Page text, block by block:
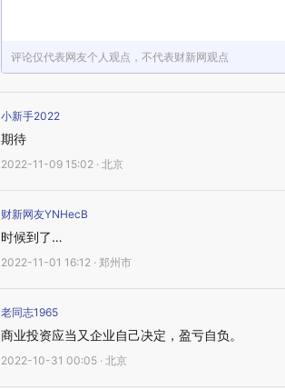
评论仅代表网友个人观点，不代表财新网观点
小新手2022
期待
2022-11-09 15:02 · 北京
财新网友YNHecB
时候到了…
2022-11-01 16:12 · 郑州市
老同志1965
商业投资应当又企业自己决定，盈亏自负。
2022-10-31 00:05 · 北京